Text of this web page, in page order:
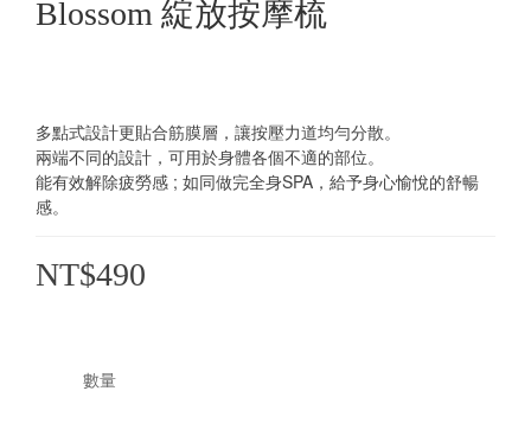
Blossom 綻放按摩梳
多點式設計更貼合筋膜層，讓按壓力道均勻分散。
兩端不同的設計，可用於身體各個不適的部位。
能有效解除疲勞感 ; 如同做完全身SPA，給予身心愉悅的舒暢
感。
NT$490
數量